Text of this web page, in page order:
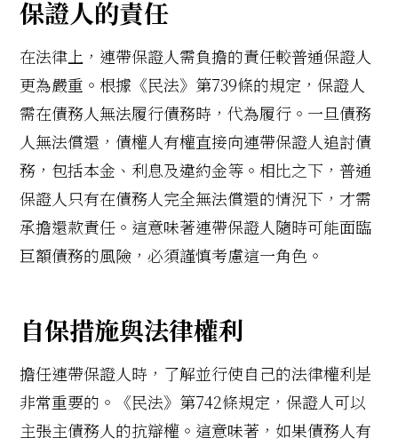
保證人的責任
在法律上，連帶保證人需負擔的責任較普通保證人
更為嚴重。根據《民法》第739條的規定，保證人
需在債務人無法履行債務時，代為履行。一旦債務
人無法償還，債權人有權直接向連帶保證人追討債
務，包括本金、利息及違約金等。相比之下，普通
保證人只有在債務人完全無法償還的情況下，才需
承擔還款責任。這意味著連帶保證人隨時可能面臨
巨額債務的風險，必須謹慎考慮這一角色。
自保措施與法律權利
擔任連帶保證人時，了解並行使自己的法律權利是
非常重要的。《民法》第742條規定，保證人可以
主張主債務人的抗辯權。這意味著，如果債務人有